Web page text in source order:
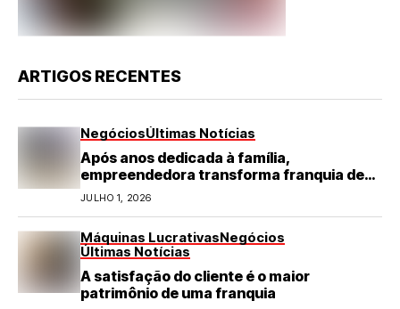
ARTIGOS RECENTES
NegóciosÚltimas Notícias
Após anos dedicada à família,
empreendedora transforma franquia de
turismo em negócio de destaque no RN
JULHO 1, 2026
Máquinas LucrativasNegócios
Últimas Notícias
A satisfação do cliente é o maior
patrimônio de uma franquia